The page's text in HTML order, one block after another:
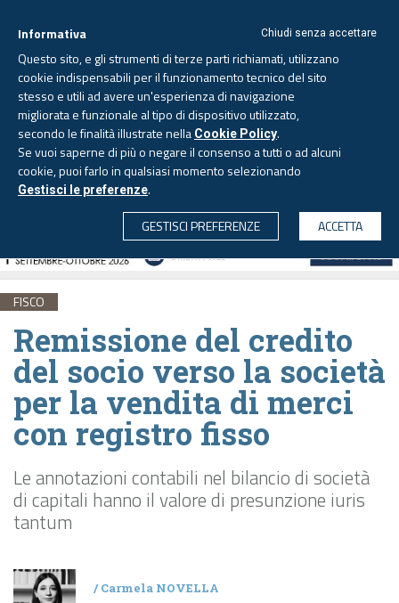
CERCA
Sabato, 8 agosto 2026 - Aggiornato alle 6.00
FISCO
Remissione del credito
del socio verso la società
per la vendita di merci
con registro fisso
Le annotazioni contabili nel bilancio di società
di capitali hanno il valore di presunzione iuris
tantum
/Carmela NOVELLA
Chiudi senza accettare
Informativa
Questo sito, e gli strumenti di terze parti richiamati, utilizzano
cookie indispensabili per il funzionamento tecnico del sito
stesso e utili ad avere un'esperienza di navigazione
migliorata e funzionale al tipo di dispositivo utilizzato,
secondo le finalità illustrate nella Cookie Policy.
Se vuoi saperne di più o negare il consenso a tutti o ad alcuni
cookie, puoi farlo in qualsiasi momento selezionando
Gestisci le preferenze.
GESTISCI PREFERENZE
ACCETTA